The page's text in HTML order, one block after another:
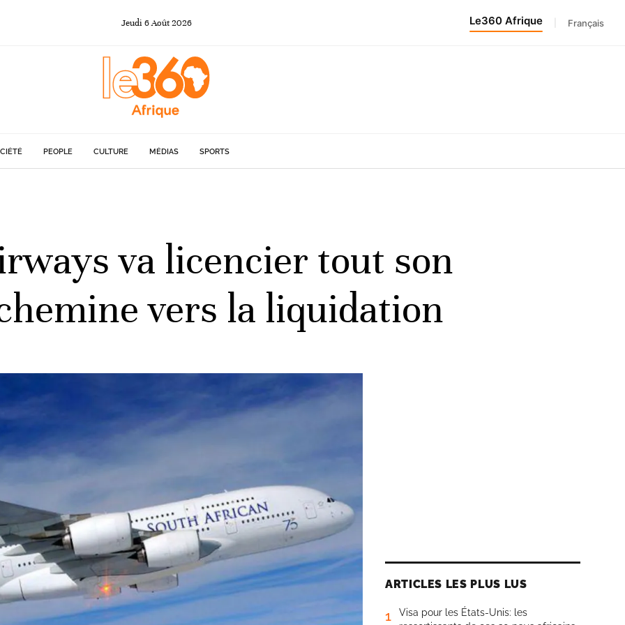
Jeudi 6Août 2026 Le360 Afrique Français
PEOPLE CULTURE MÉDIAS SPORTS
va licencier tout son
vers la liquidation
ARTICLES LES PLUS LUS
1
Visa pour les États-Unis: les